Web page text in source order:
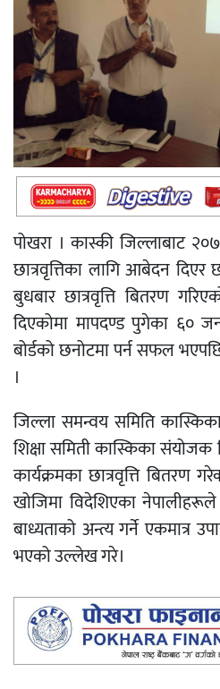
पोखरा । कास्की जिल्लाबाट
छात्रवृत्तिका लागि आबेदन दिएर
बुधबार छात्रवृत्ति बितरण
दिएकोमा मापदण्ड पुगेका ६०
बोर्डको छनोटमा पर्न सफल भएपछि
।
जिल्ला समन्वय समिति
शिक्षा समिती कास्किका
कार्यक्रमका छात्रवृत्ति बितरण
खोजिमा विदेशिएका
बाध्यताको अन्त्य गर्ने एकमात्र
भएको उल्लेख गरे।